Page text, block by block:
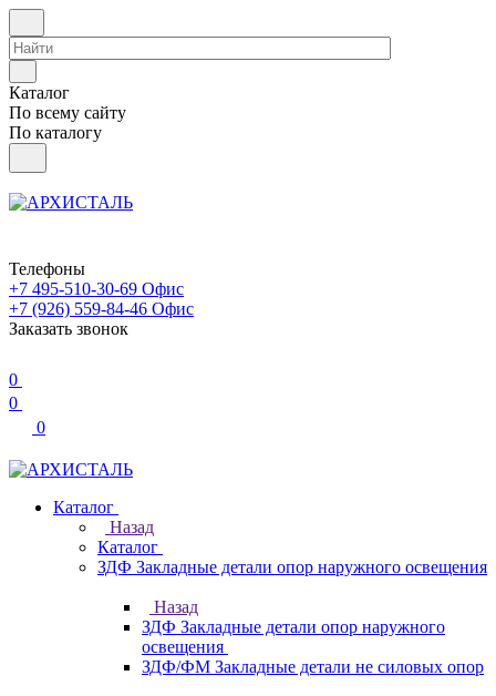
Каталог
По всему сайту
По каталогу
Телефоны
+7 495-510-30-69 Офис
+7 (926) 559-84-46 Офис
Заказать звонок
0
0
0
Каталог
Назад
Каталог
ЗДФ Закладные детали опор наружного освещения
Назад
ЗДФ Закладные детали опор наружного
освещения
ЗДФ/ФМ Закладные детали не силовых опор